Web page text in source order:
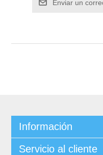
Información
Servicio al cliente